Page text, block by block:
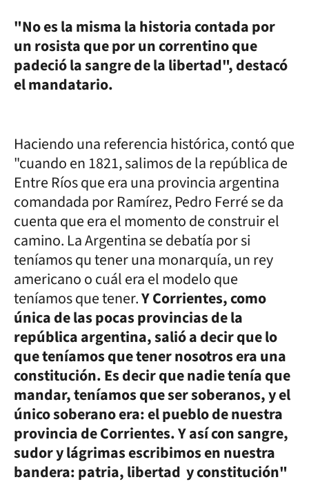
"No es la misma la historia contada por
un rosista que por un correntino que
padeció la sangre de la libertad", destacó
el mandatario.
Haciendo una referencia histórica, contó que
"cuando en 1821, salimos de la república de
Entre Ríos que era una provincia argentina
comandada por Ramírez, Pedro Ferré se da
cuenta que era el momento de construir el
camino. La Argentina se debatía por si
teníamos qu tener una monarquía, un rey
americano o cuál era el modelo que
teníamos que tener.Y Corrientes, como
única de las pocas provincias de la
república argentina, salió a decir que lo
que teníamos que tener nosotros era una
constitución. Es decir que nadie tenía que
mandar, teníamos que ser soberanos, y el
único soberano era: el pueblo de nuestra
provincia de Corrientes. Y así con sangre,
sudor y lágrimas escribimos en nuestra
bandera: patria, libertad y constitución"